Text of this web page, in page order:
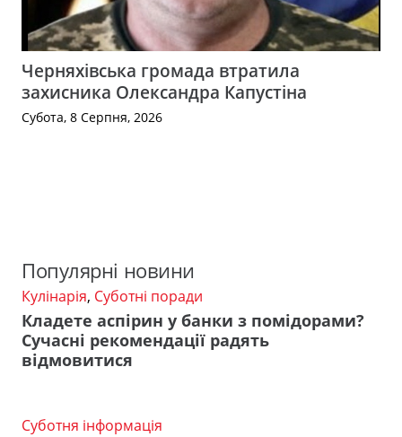
Черняхівська громада втратила
захисника Олександра Капустіна
Субота, 8 Серпня, 2026
Популярні новини
Кулінарія, Суботні поради
Кладете аспірин у банки з помідорами?
Сучасні рекомендації радять
відмовитися
Суботня інформація